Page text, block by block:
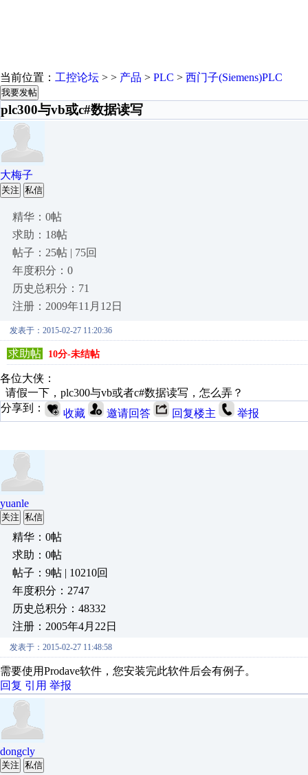
当前位置： 工控论坛 > > 产品 > PLC > 西门子(Siemens)PLC
我要发帖
plc300与vb或c#数据读写
大梅子
关注 私信
精华：0帖
求助：18帖
帖子：25帖 | 75回
年度积分：0
历史总积分：71
注册：2009年11月12日
发表于：2015-02-27 11:20:36
求助帖 10分-未结帖
各位大侠：
请假一下，plc300与vb或者c#数据读写，怎么弄？
分享到：
收藏 邀请回答 回复楼主 举报
yuanle
关注 私信
精华：0帖
求助：0帖
帖子：9帖 | 10210回
年度积分：2747
历史总积分：48332
注册：2005年4月22日
发表于：2015-02-27 11:48:58
需要使用Prodave软件，您安装完此软件后会有例子。
回复 引用 举报
dongcly
关注 私信